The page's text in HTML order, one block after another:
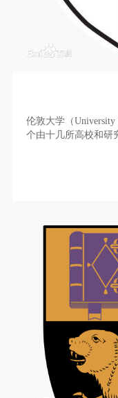
伦敦大学（
个由十几所高校和研
学学院和伦敦大学
是世界上最具影响
妮公主，担任伦敦